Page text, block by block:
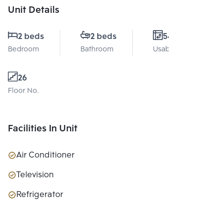
Unit Details
2 beds
Bedroom
2 beds
Bathroom
54 Sq.m.
Usable area
26
Floor No.
Facilities In Unit
Air Conditioner
Television
Refrigerator